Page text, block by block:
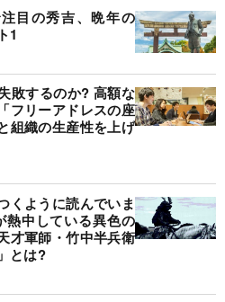
目の秀吉、晩年の
1
敗するのか? 高額な
フリーアドレスの座
組織の生産性を上げ
くように読んでいま
熱中している異色の
才軍師・竹中半兵衛
とは?